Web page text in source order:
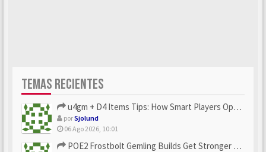
TEMAS RECIENTES
u4gm + D4 Items Tips: How Smart Players Optimize Gear, Build...
porSjolund
06 Ago 2026, 10:01
POE2 Frostbolt Gemling Builds Get Stronger With u4gm’s Ice C...